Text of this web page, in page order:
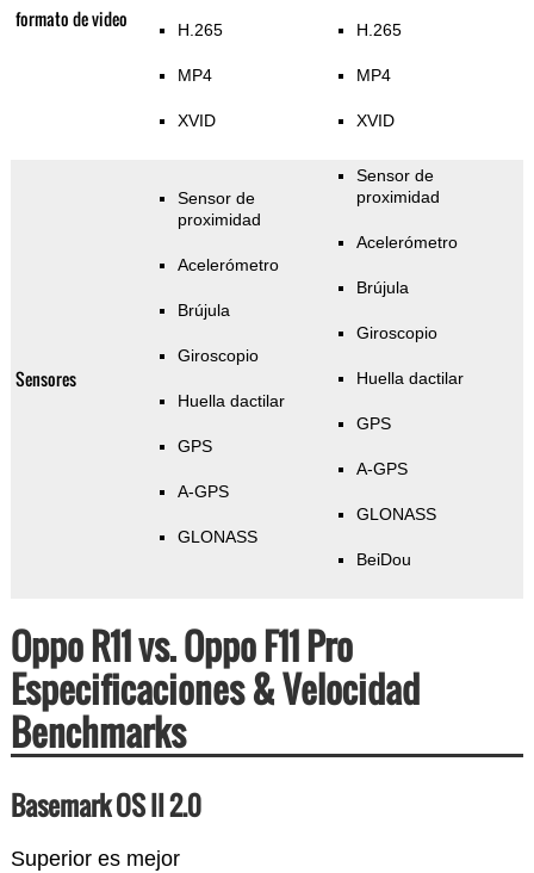
formato de video H.265
MP4
XVID
H.265
MP4
XVID
Sensores
Sensor de
proximidad
Acelerómetro
Brújula
Giroscopio
Huella dactilar
GPS
A-GPS
GLONASS
Sensor de
proximidad
Acelerómetro
Brújula
Giroscopio
Huella dactilar
GPS
A-GPS
GLONASS
BeiDou
Oppo R11 vs. Oppo F11 Pro
Especificaciones & Velocidad
Benchmarks
Basemark OS II 2.0
Superior es mejor